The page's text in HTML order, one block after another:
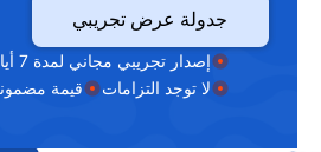
جدولة عرض تجريبي
إصدار تجريبي مجاني لمدة 7 أيام
لا توجد التزامات
قيمة مضمونة